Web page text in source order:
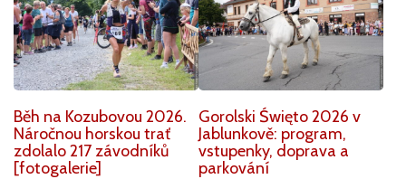
Běh na Kozubovou 2026.
Náročnou horskou trať
zdolalo 217 závodníků
[fotogalerie]
Gorolski Święto 2026 v
Jablunkově: program,
vstupenky, doprava a
parkování